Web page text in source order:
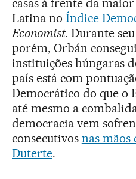
casas à frente da
Latina no Índice
Economist. Durante
porém, Orbán
instituições húngaras
país está com
Democrático do que o
até mesmo a
democracia vem
consecutivos nas
Duterte.